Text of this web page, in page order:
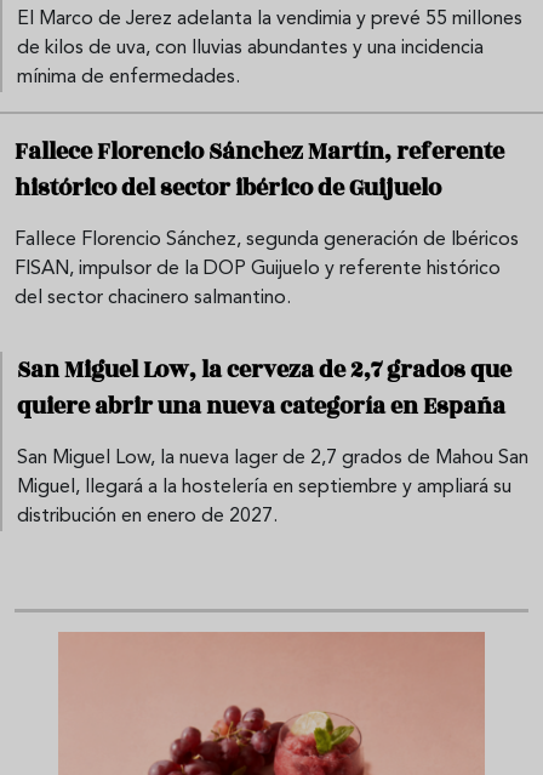
El Marco de Jerez adelanta la vendimia y prevé 55 millones
de kilos de uva, con lluvias abundantes y una incidencia
mínima de enfermedades.
Fallece Florencio Sánchez Martín, referente
histórico del sector ibérico de Guijuelo
Fallece Florencio Sánchez, segunda generación de Ibéricos
FISAN, impulsor de la DOP Guijuelo y referente histórico
del sector chacinero salmantino.
San Miguel Low, la cerveza de 2,7 grados que
quiere abrir una nueva categoría en España
San Miguel Low, la nueva lager de 2,7 grados de Mahou San
Miguel, llegará a la hostelería en septiembre y ampliará su
distribución en enero de 2027.